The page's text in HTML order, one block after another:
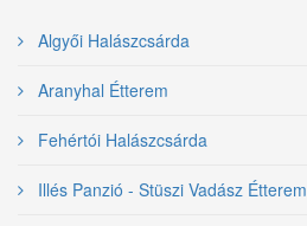
Algyői Halászcsárda
Aranyhal Étterem
Fehértói Halászcsárda
Illés Panzió - Stüszi Vadász Étterem